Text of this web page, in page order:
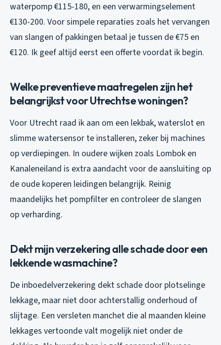
waterpomp €115-180, en een verwarmingselement
€130-200. Voor simpele reparaties zoals het vervangen
van slangen of pakkingen betaal je tussen de €75 en
€120. Ik geef altijd eerst een offerte voordat ik begin.
Welke preventieve maatregelen zijn het
belangrijkst voor Utrechtse woningen?
Voor Utrecht raad ik aan om een lekbak, waterslot en
slimme watersensor te installeren, zeker bij machines
op verdiepingen. In oudere wijken zoals Lombok en
Kanaleneiland is extra aandacht voor de aansluiting op
de oude koperen leidingen belangrijk. Reinig
maandelijks het pompfilter en controleer de slangen
op verharding.
Dekt mijn verzekering alle schade door een
lekkende wasmachine?
De inboedelverzekering dekt schade door plotselinge
lekkage, maar niet door achterstallig onderhoud of
slijtage. Een versleten manchet die al maanden kleine
lekkages vertoonde valt mogelijk niet onder de